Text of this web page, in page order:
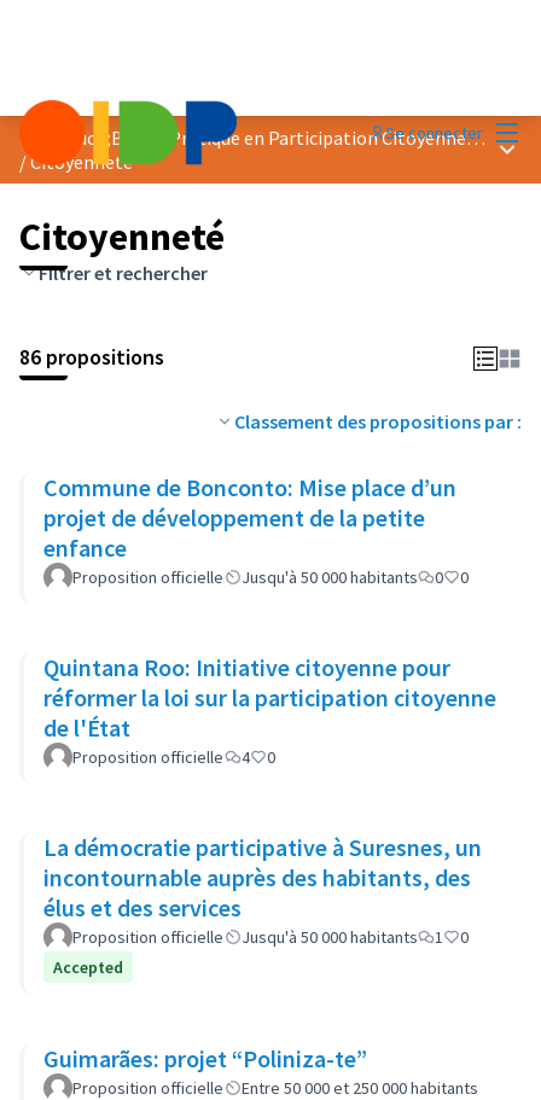
Se connecter
Prix &quot;Bonne Pratique en Participation Citoyenne&quot; 2023
/Citoyenneté
Citoyenneté
Filtrer et rechercher
86 propositions
Classement des propositions par :
Commune de Bonconto: Mise place d’un
projet de développement de la petite
enfance
Proposition officielle Jusqu'à 50 000 habitants 0 0
Quintana Roo: Initiative citoyenne pour
réformer la loi sur la participation citoyenne
de l'État
Proposition officielle 4 0
La démocratie participative à Suresnes, un
incontournable auprès des habitants, des
élus et des services
Proposition officielle Jusqu'à 50 000 habitants 1
0
Accepted
Guimarães: projet “Poliniza-te”
Proposition officielle
Entre 50 000 et 250 000 habitants